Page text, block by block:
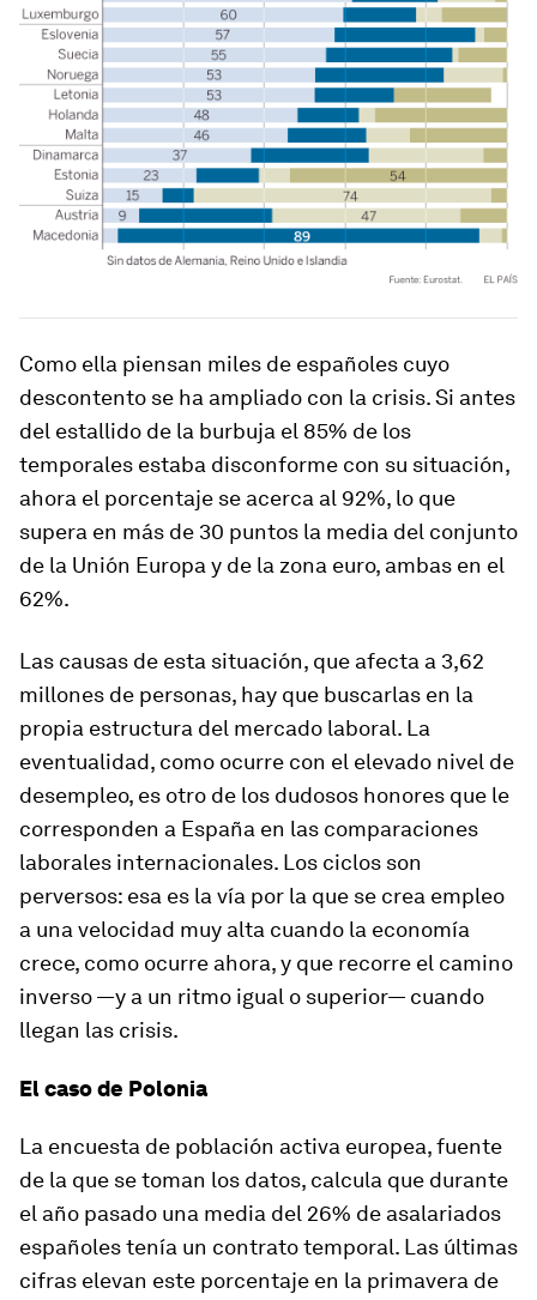
Como ella piensan miles de españoles cuyo
descontento se ha ampliado con la crisis. Si antes
del estallido de la burbuja el 85% de los
temporales estaba disconforme con su situación,
ahora el porcentaje se acerca al 92%, lo que
supera en más de 30 puntos la media del conjunto
de la Unión Europa y de la zona euro, ambas en el
62%.
Las causas de esta situación, que afecta a 3,62
millones de personas, hay que buscarlas en la
propia estructura del mercado laboral. La
eventualidad, como ocurre con el elevado nivel de
desempleo, es otro de los dudosos honores que le
corresponden a España en las comparaciones
laborales internacionales. Los ciclos son
perversos: esa es la vía por la que se crea empleo
a una velocidad muy alta cuando la economía
crece, como ocurre ahora, y que recorre el camino
inverso —y a un ritmo igual o superior— cuando
llegan las crisis.
El caso de Polonia
La encuesta de población activa europea, fuente
de la que se toman los datos, calcula que durante
el año pasado una media del 26% de asalariados
españoles tenía un contrato temporal. Las últimas
cifras elevan este porcentaje en la primavera de